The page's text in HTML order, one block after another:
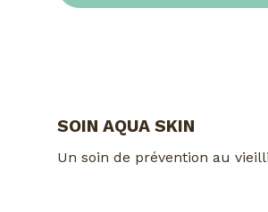
SOIN AQUA SKIN
Un soin de prévention au